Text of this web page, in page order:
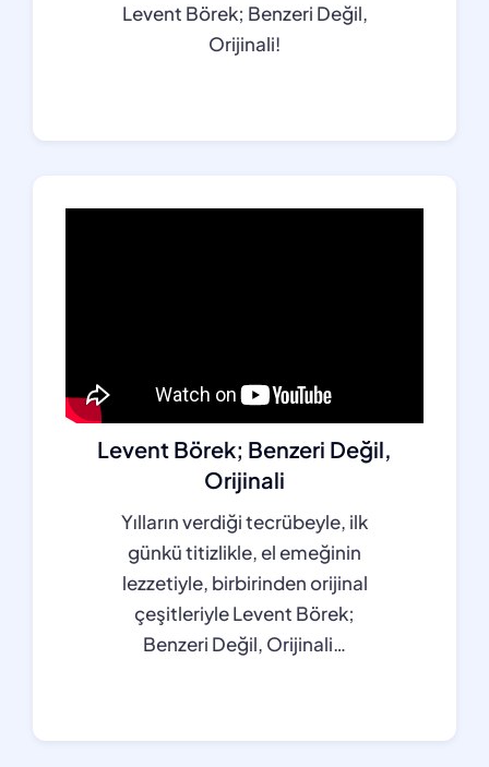
Levent Börek; Benzeri Değil,
Orijinali!
Levent Börek; Benzeri Değil,
Orijinali
Yılların verdiği tecrübeyle, ilk
günkü titizlikle, el emeğinin
lezzetiyle, birbirinden orijinal
çeşitleriyle Levent Börek;
Benzeri Değil, Orijinali…